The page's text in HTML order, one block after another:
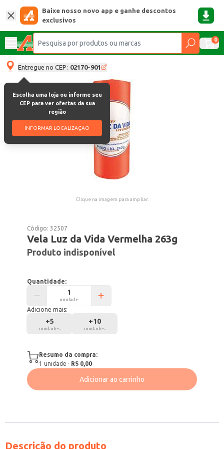
Baixe nosso novo app e ganhe descontos
exclusivos
0
Entregue no CEP: 02170-901
Escolha uma loja ou informe seu
CEP para ver ofertas da sua
região
INFORMAR LOCALIZAÇÃO
Clique na imagem para ampliar.
Código:32507
Vela Luz da Vida Vermelha 263g
Produto indisponível
Quantidade:
unidade
Adicione mais:
+5
unidades
+10
unidades
Resumo da compra:
1 unidade · R$ 0,00
Adicionar ao carrinho
Descrição do produto